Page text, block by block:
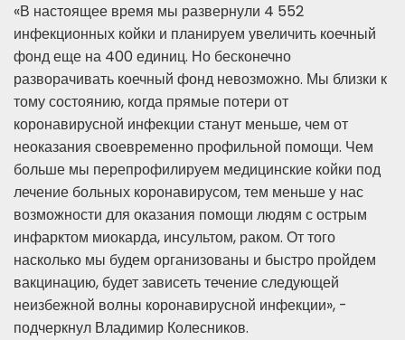
«В настоящее время мы развернули 4 552
инфекционных койки и планируем увеличить коечный
фонд еще на 400 единиц. Но бесконечно
разворачивать коечный фонд невозможно. Мы близки к
тому состоянию, когда прямые потери от
коронавирусной инфекции станут меньше, чем от
неоказания своевременно профильной помощи. Чем
больше мы перепрофилируем медицинские койки под
лечение больных коронавирусом, тем меньше у нас
возможности для оказания помощи людям с острым
инфарктом миокарда, инсультом, раком. От того
насколько мы будем организованы и быстро пройдем
вакцинацию, будет зависеть течение следующей
неизбежной волны коронавирусной инфекции», -
подчеркнул Владимир Колесников.